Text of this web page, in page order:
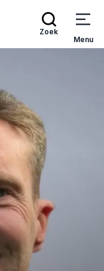
Zoek
Menu